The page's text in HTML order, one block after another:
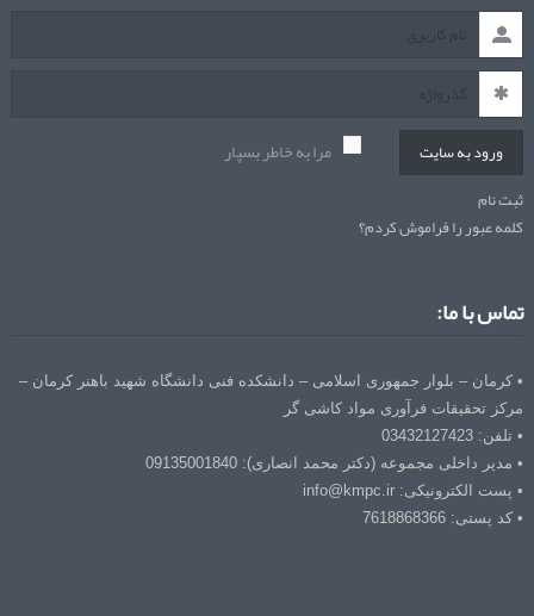
ورود به سایت مرا به خاطر بسپار
ثبت نام
کلمه عبور را فراموش کردم؟
تماس با ما:
• کرمان – بلوار جمهوری اسلامی – دانشکده فنی دانشگاه شهید باهنر کرمان –
مرکز تحقیقات فرآوری مواد کاشی گر
• تلفن: 03432127423
• مدیر داخلی مجموعه (دکتر محمد انصاری): 09135001840
• پست الکترونیکی: info@kmpc.ir
• کد پستی: 7618868366